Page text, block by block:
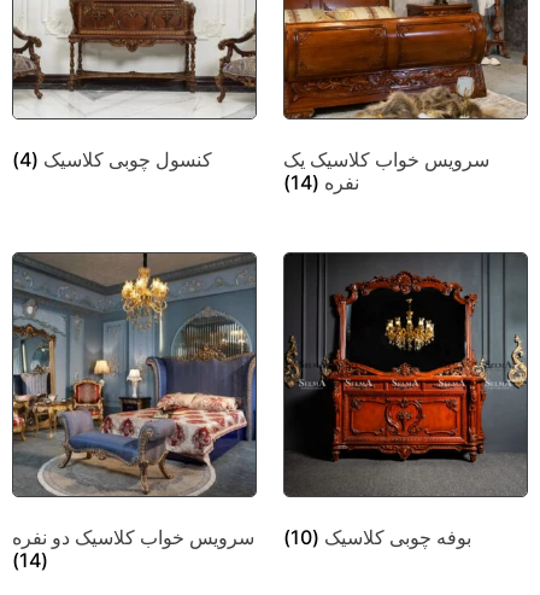
کنسول چوبی کلاسیک (4)
سرویس خواب کلاسیک یک
نفره (14)
سرویس خواب کلاسیک دو نفره
(14)
بوفه چوبی کلاسیک (10)